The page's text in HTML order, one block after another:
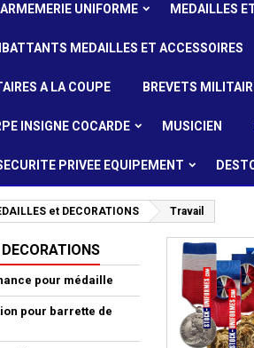
UNIFORME MEDAILLES
MEDAILLES ET ACCESSOIRES
A LA COUPE BREVETS
INSIGNE COCARDE MUSICIEN
PRIVEE EQUIPEMENT
et DECORATIONS Travail
pour médaille
pour barrette de